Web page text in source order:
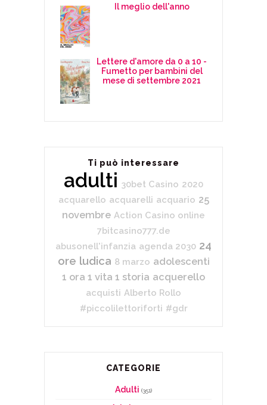
Il meglio dell'anno
Lettere d'amore da 0 a 10 -
Fumetto per bambini del
mese di settembre 2021
Ti può interessare
adulti 30bet Casino 2020
acquarello acquarelli acquario 25
novembre Action Casino online
7bitcasino777.de
abusonell'infanzia agenda 2030 24
ore ludica 8 marzo adolescenti
1 ora 1 vita 1 storia acquerello
acquisti Alberto Rollo
#piccolilettoriforti #gdr
CATEGORIE
Adulti (351)